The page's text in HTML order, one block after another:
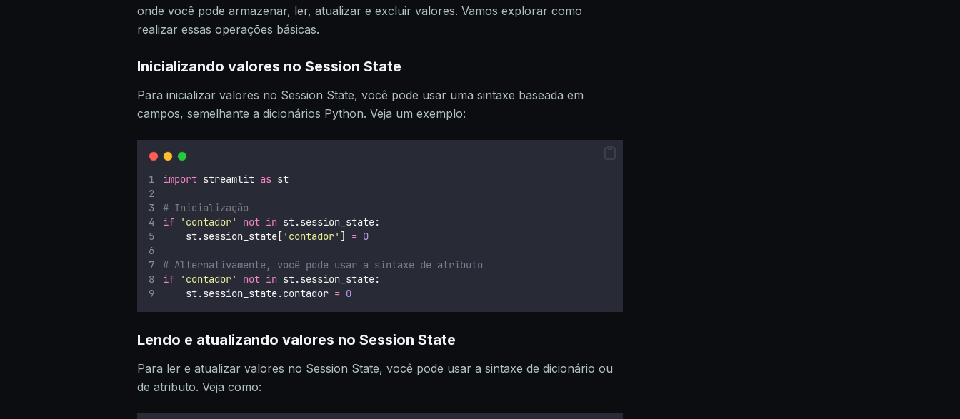
onde você pode armazenar, ler, atualizar e excluir valores. Vamos explorar como
realizar essas operações básicas.
Inicializando valores no Session State
Para inicializar valores no Session State, você pode usar uma sintaxe baseada em
campos, semelhante a dicionários Python. Veja um exemplo:
import streamlit as st
# Inicialização
if
' contador' not in st.session_state:
    st.session_state[
' contador' ] = 0
# Alternativamente, você pode usar a sintaxe de atributo
if
' contador' not in st.session_state:
    st.session_state.contador
= 0
Lendo e atualizando valores no Session State
Para ler e atualizar valores no Session State, você pode usar a sintaxe de dicionário ou
de atributo. Veja como: